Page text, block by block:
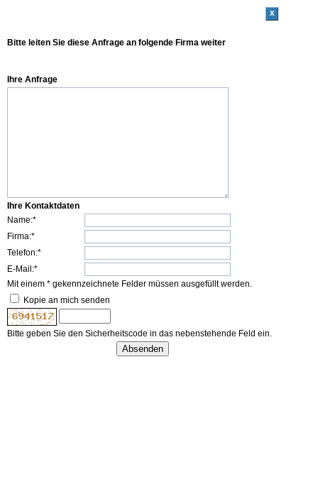
x
Bitte leiten Sie diese Anfrage an folgende Firma weiter
Ihre Anfrage
Ihre Kontaktdaten
Name:*
Firma:*
Telefon:*
E-Mail:*
Mit einem * gekennzeichnete Felder müssen ausgefüllt werden.
Kopie an mich senden
Bitte geben Sie den Sicherheitscode in das nebenstehende Feld ein.